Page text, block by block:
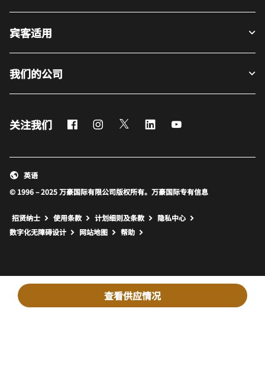
查看供应情况
宾客适用
我们的公司
关注我们 FacebookInstagram
Twitter LinkedIn
© 1996 – 2025 万豪国际有限公司版权所有。万豪国际专有信息
英语
招贤纳士 使用条款 计划细则及条款
隐私中心
数字化无障碍设计
网站地图 打开新窗口
帮助